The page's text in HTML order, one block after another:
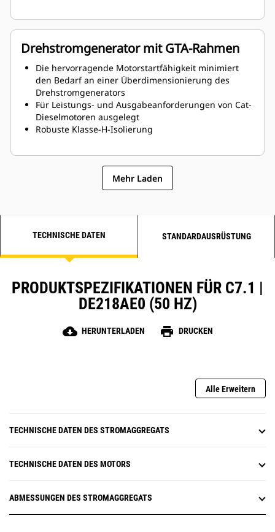
Drehstromgenerator mit GTA-Rahmen
Die hervorragende Motorstartfähigkeit minimiert
den Bedarf an einer Überdimensionierung des
Drehstromgenerators
Für Leistungs- und Ausgabeanforderungen von Cat-
Dieselmotoren ausgelegt
Robuste Klasse-H-Isolierung
Mehr Laden
TECHNISCHE DATEN STANDARDAUSRÜSTUNG
PRODUKTSPEZIFIKATIONEN FÜR C7.1 |
DE218AE0 (50 HZ)
cloud_download HERUNTERLADEN print DRUCKEN
Alle Erweitern
TECHNISCHE DATEN DES STROMAGGREGATS
TECHNISCHE DATEN DES MOTORS
ABMESSUNGEN DES STROMAGGREGATS